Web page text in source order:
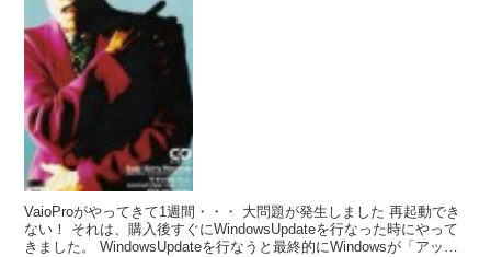
VaioProがやってきて1週間・・・ 大問題が発生しました 再起動でき
ない！ それは、購入後すぐにWindowsUpdateを行なった時にやって
きました。 WindowsUpdateを行なうと最終的にWindowsが「アップ